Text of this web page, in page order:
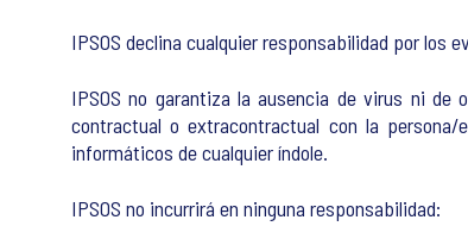
IPSOS declina cualquier responsabilidad por los
IPSOS no garantiza la ausencia de virus ni de
contractual o extracontractual con la
informáticos de cualquier índole.
IPSOS no incurrirá en ninguna responsabilidad: